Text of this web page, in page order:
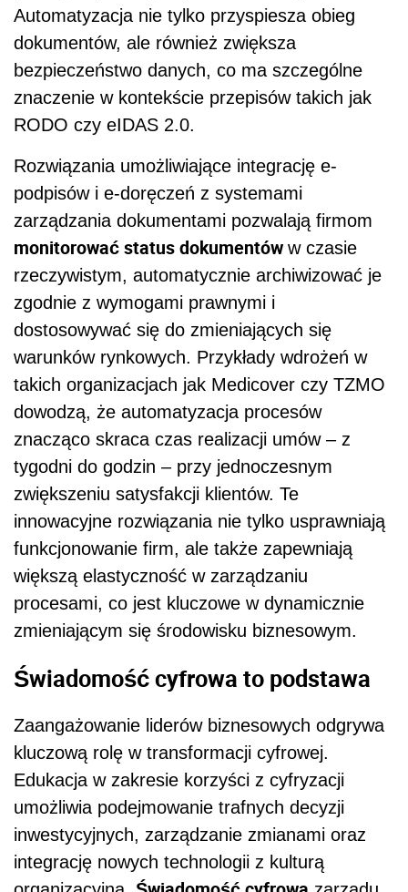
Automatyzacja nie tylko przyspiesza obieg
dokumentów, ale również zwiększa
bezpieczeństwo danych, co ma szczególne
znaczenie w kontekście przepisów takich jak
RODO czy eIDAS 2.0.
Rozwiązania umożliwiające integrację e-
podpisów i e-doręczeń z systemami
zarządzania dokumentami pozwalają firmom
monitorować status dokumentów w czasie
rzeczywistym, automatycznie archiwizować je
zgodnie z wymogami prawnymi i
dostosowywać się do zmieniających się
warunków rynkowych. Przykłady wdrożeń w
takich organizacjach jak Medicover czy TZMO
dowodzą, że automatyzacja procesów
znacząco skraca czas realizacji umów – z
tygodni do godzin – przy jednoczesnym
zwiększeniu satysfakcji klientów. Te
innowacyjne rozwiązania nie tylko usprawniają
funkcjonowanie firm, ale także zapewniają
większą elastyczność w zarządzaniu
procesami, co jest kluczowe w dynamicznie
zmieniającym się środowisku biznesowym.
Świadomość cyfrowa to podstawa
Zaangażowanie liderów biznesowych odgrywa
kluczową rolę w transformacji cyfrowej.
Edukacja w zakresie korzyści z cyfryzacji
umożliwia podejmowanie trafnych decyzji
inwestycyjnych, zarządzanie zmianami oraz
integrację nowych technologii z kulturą